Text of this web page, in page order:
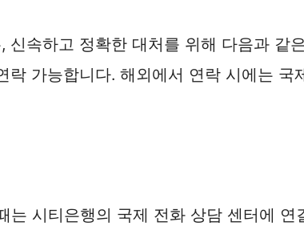
속하고 정확한 대처를 위해 다음과 같
가능합니다. 해외에서 연락 시에는
시티은행의 국제 전화 상담 센터에